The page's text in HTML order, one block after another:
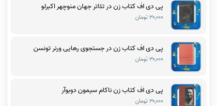
پی دی اف کتاب زن در تئاتر جهان منوچهر اکبرلو
۳۰,۰۰۰ تومان
پی دی اف کتاب زن در جستجوی رهایی ورنر تونسن
۳۰,۰۰۰ تومان
پی دی اف کتاب زن ناکام سیمون دوبوآر
۳۰,۰۰۰ تومان